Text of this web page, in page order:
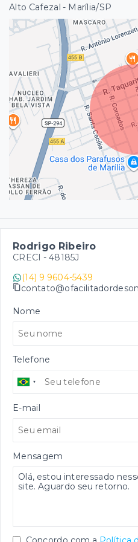
Alto Cafezal - Marília/SP
Rodrigo Ribeiro
CRECI - 48185J
(14) 9 9604-5439
Nome
Telefone
E-mail
Mensagem